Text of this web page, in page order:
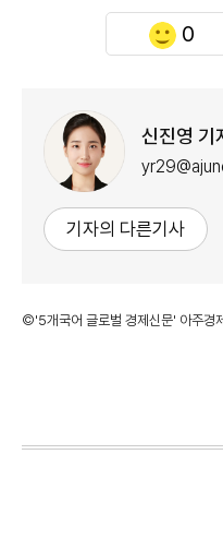
0
신진영 기
기자의 다른기사
©'5개국어 글로벌 경제신문' 아주경